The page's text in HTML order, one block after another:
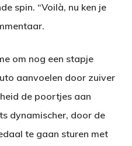
spin. “Voilà, nu ken je
om nog een stapje
aanvoelen door zuiver
de poortjes aan
dynamischer, door de
te gaan sturen met